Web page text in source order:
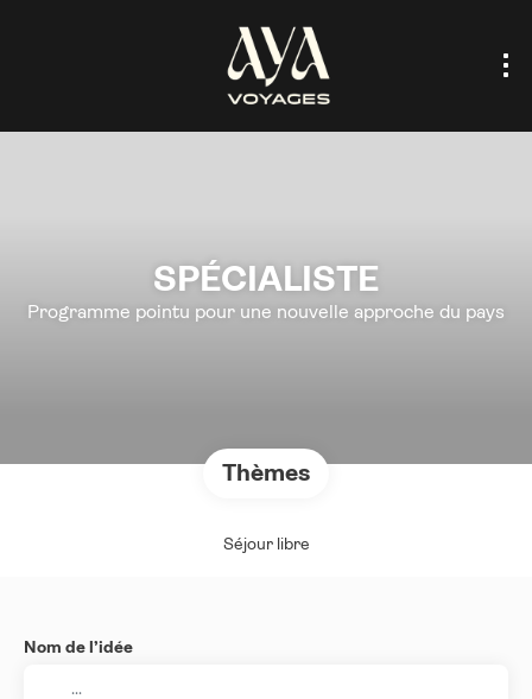
SPÉCIALISTE
Programme pointu pour une nouvelle approche du pays
Thèmes
Séjour libre
Nom de l’idée